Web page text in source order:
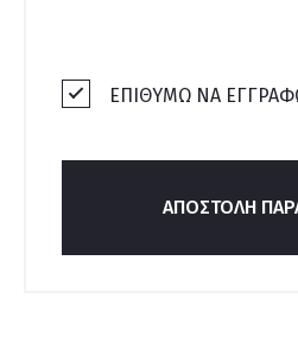
ΕΠΙΘΥΜΩ ΝΑ
ΑΠΟΣΤΟΛΉ